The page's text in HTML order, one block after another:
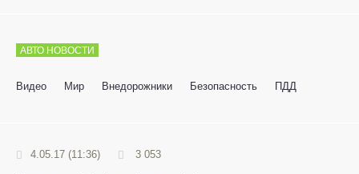
АВТО НОВОСТИ
Видео Мир Внедорожники Безопасность ПДД
4.05.17 (11:36) 3 053